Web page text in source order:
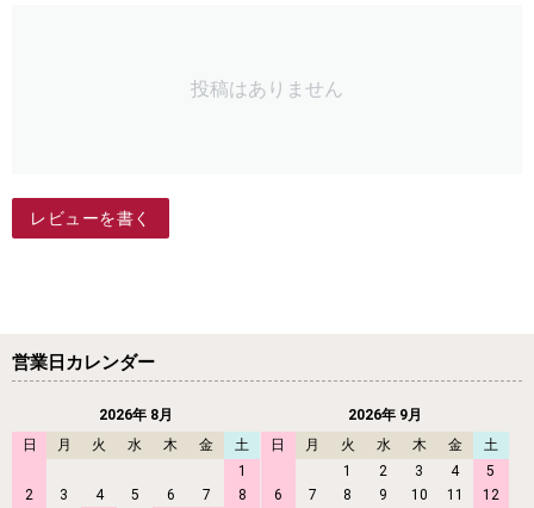
投稿はありません
レビューを書く
営業日カレンダー
2026年 8月
日
月 火 水 木 金
土
1
2
3 4 5 6 7
8
2026年 9月
日
月 火 水 木 金
土
1
2 3 4
5
6
7 8 9 10 11
12